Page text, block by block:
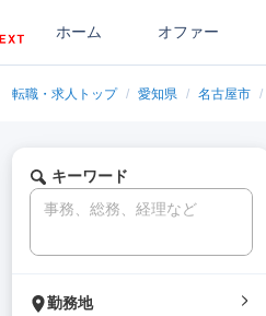
ホーム オファー
転職・求人トップ / 愛知県 / 名古屋市 /
キーワード
勤務地